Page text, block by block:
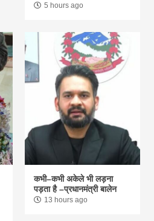
5 hours ago
कभी–कभी अकेले भी लड़ना
पड़ता है –प्रधानमंत्री बालेन
13 hours ago